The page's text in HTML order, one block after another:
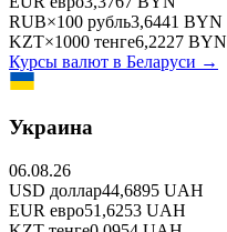
RUB×100 рубль3,6441 BYN
KZT×1000 тенге6,2227 BYN
Курсы валют в Беларуси →
Украина
06.08.26
USD доллар44,6895 UAH
EUR евро51,6253 UAH